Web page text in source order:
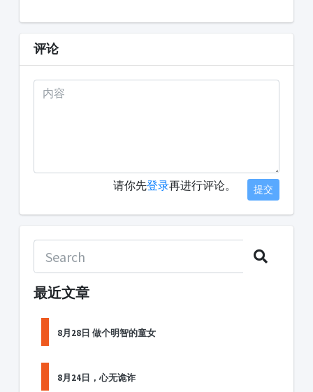
评论
请你先登录再进行评论。 提交
最近文章
8月28日 做个明智的童女
8月24日，心无诡诈